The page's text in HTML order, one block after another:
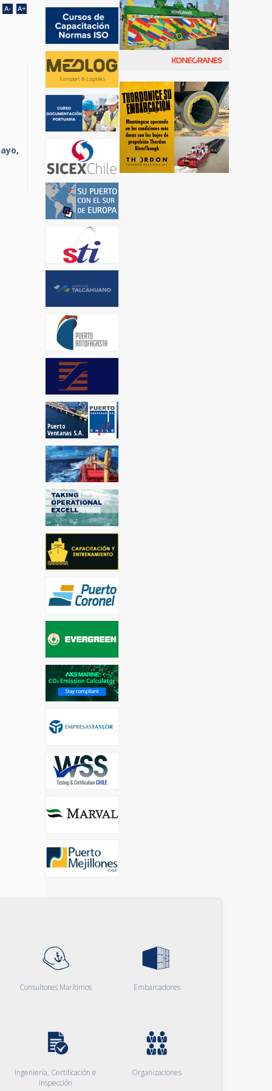
Consultores Marítimos Embarcadores
Ingeniería, Certificación e
Inspección
Organizaciones